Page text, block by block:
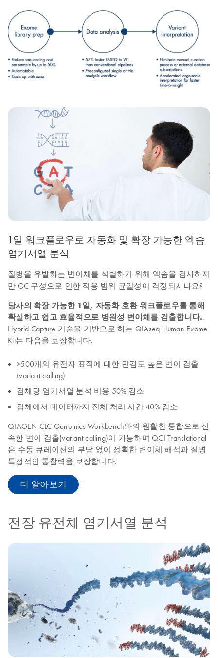
1일 워크플로우로 자동화 및 확장 가능한 엑솜
염기서열 분석
질병을 유발하는 변이체를 식별하기 위해 엑솜을 검사하지
만 GC 구성으로 인한 적용 범위 균일성이 걱정되시나요?
당사의 확장 가능한 1일, 자동화 호환 워크플로우를 통해
확실하고 쉽고 효율적으로 병원성 변이체를 검출합니다..
Hybrid Capture 기술을 기반으로 하는 QIAseq Human Exome
Kit는 다음을 보장합니다.
>500개의 유전자 표적에 대한 민감도 높은 변이 검출
(variant calling)
검체당 염기서열 분석 비용 50% 감소
검체에서 데이터까지 전체 처리 시간 40% 감소
QIAGEN CLC Genomics Workbench와의 원활한 통합으로 신
속한 변이 검출(variant calling)이 가능하며 QCI Translational
은 수동 큐레이션의 부담 없이 정확한 변이체 해석과 질병
특정적인 통찰력을 보장합니다.
더 알아보기
전장 유전체 염기서열 분석